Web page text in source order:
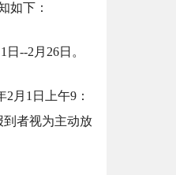
如下：
--2月26日。
月1日上午9：
者视为主动放